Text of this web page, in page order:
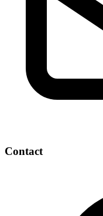
Contact